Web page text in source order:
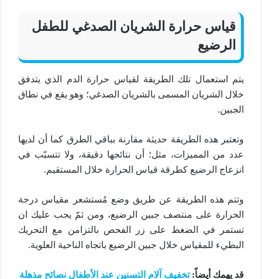
قياس حرارة الشريان الصدغي للطفل
الرضيع
يتم استعمال تلك الطريقة لقياس حرارة الدم الذي يتدفق
خلال الشريان المسمى بالشريان الصدغي؛ وهو يقع في نطاق
الجبين.
وتعتبر هذه الطريقة حديثة مقارنة بباقي الطرق كما أن لديها
عدد من المميزات، مثل؛ أن نتائجها دقيقة، ولا تتسبّب في
انزعاج الرضيع كطرقة قياس الحرارة خلال المستقيم.
وتتم هذه الطريقة عن طريق وضع مُستشعر مقياس درجة
الحرارة على منتصف جبين الرضيع، ومن ثمّ يجب عليك ان
تستمر في الضغط على زر الفحص بالتزامن مع التحريك
البطيء للمقياس خلال جبين الرضيع باتجاه الناحية العلوية.
قد يهمك أيضاً:تخفيف آلام التسنين عند الأطفال نصائح مذهلة